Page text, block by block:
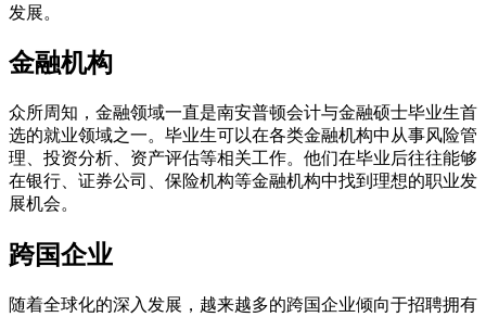
发展。
金融机构
众所周知，金融领域一直是南安普顿会计与金融硕士毕业生首
选的就业领域之一。毕业生可以在各类金融机构中从事风险管
理、投资分析、资产评估等相关工作。他们在毕业后往往能够
在银行、证券公司、保险机构等金融机构中找到理想的职业发
展机会。
跨国企业
随着全球化的深入发展，越来越多的跨国企业倾向于招聘拥有